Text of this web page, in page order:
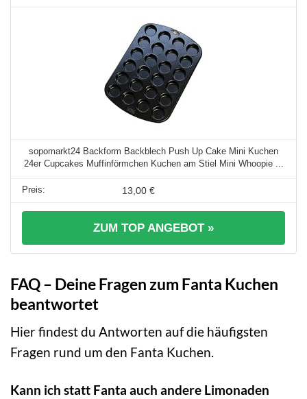
sopomarkt24 Backform Backblech Push Up Cake Mini Kuchen
24er Cupcakes Muffinförmchen Kuchen am Stiel Mini Whoopie ...
13,00 €
ZUM TOP ANGEBOT »
FAQ – Deine Fragen zum Fanta Kuchen
beantwortet
Hier findest du Antworten auf die häufigsten
Fragen rund um den Fanta Kuchen.
Kann ich statt Fanta auch andere Limonaden